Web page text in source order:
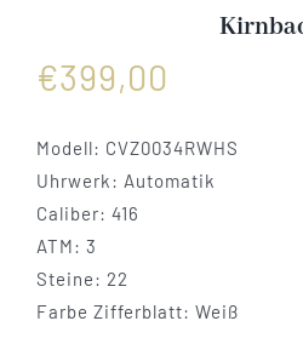
€399,00
Modell: CVZ0034RWHS
Uhrwerk: Automatik
Caliber: 416
ATM: 3
Steine: 22
Farbe Zifferblatt: Weiß